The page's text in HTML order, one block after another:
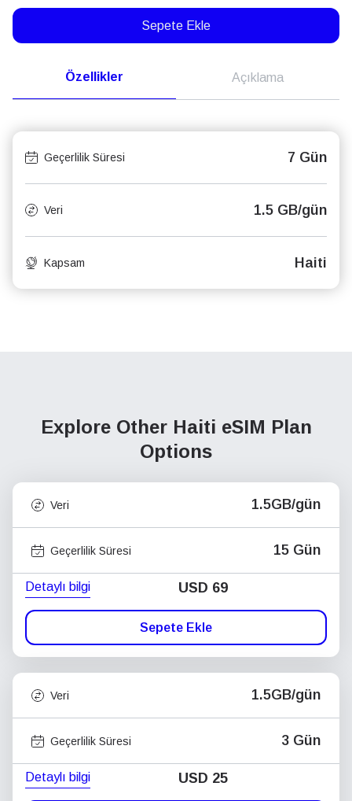
Sepete Ekle
Özellikler Açıklama
Geçerlilik Süresi 7 Gün
Veri 1.5 GB/gün
Kapsam Haiti
Explore Other Haiti eSIM Plan
Options
Veri 1.5GB/gün
Geçerlilik Süresi 15 Gün
Detaylı bilgi USD 69
Sepete Ekle
Veri 1.5GB/gün
Geçerlilik Süresi 3 Gün
Detaylı bilgi USD 25